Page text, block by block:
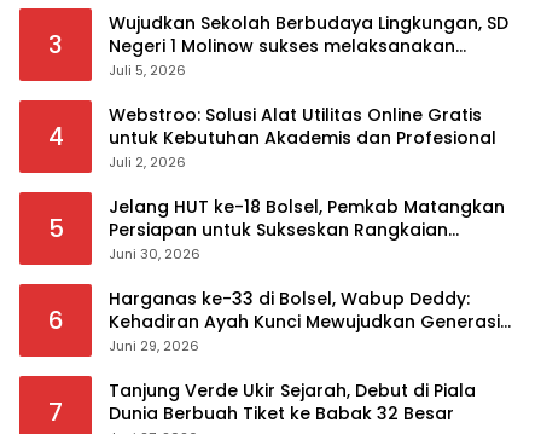
3
Wujudkan Sekolah Berbudaya Lingkungan, SD
Negeri 1 Molinow sukses melaksanakan
serangkaian kegiatan Kampanye dan
Juli 5, 2026
4
Webstroo: Solusi Alat Utilitas Online Gratis
untuk Kebutuhan Akademis dan Profesional
Juli 2, 2026
5
Jelang HUT ke-18 Bolsel, Pemkab Matangkan
Persiapan untuk Sukseskan Rangkaian
Peringatan
Juni 30, 2026
6
Harganas ke-33 di Bolsel, Wabup Deddy:
Kehadiran Ayah Kunci Mewujudkan Generasi
Berkualitas
Juni 29, 2026
7
Tanjung Verde Ukir Sejarah, Debut di Piala
Dunia Berbuah Tiket ke Babak 32 Besar